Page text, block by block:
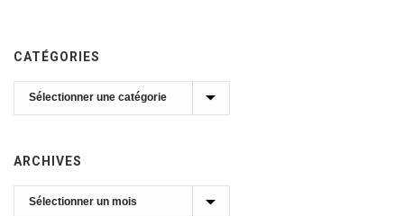
CATÉGORIES
Catégories
ARCHIVES
Archives